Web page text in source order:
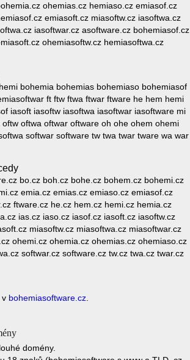
ohemias.cz hemiaso.cz emiasof.cz
emiasoft.cz miasoftw.cz iasoftwa.cz
iasoftwar.cz asoftware.cz bohemiasof.cz
ohemiasoftw.cz hemiasoftwa.cz
bohemia bohemias bohemiaso bohemiasof
ft ftw ftwa ftwar ftware he hem hemi
iasoft iasoftw iasoftwa iasoftwar iasoftware mi
oftwa oftwar oftware oh ohe ohem ohemi
softwar software tw twa twar tware wa war
bo.cz boh.cz bohe.cz bohem.cz bohemi.cz
emia.cz emias.cz emiaso.cz emiasof.cz
ftware.cz he.cz hem.cz hemi.cz hemia.cz
ias.cz iaso.cz iasof.cz iasoft.cz iasoftw.cz
miasoftw.cz miasoftwa.cz miasoftwar.cz
ohemi.cz ohemia.cz ohemias.cz ohemiaso.cz
softwar.cz software.cz tw.cz twa.cz twar.cz
v bohemiasoftware.cz
domény.